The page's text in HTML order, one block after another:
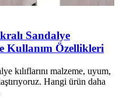
Sandalye
Kullanım Özellikleri
kılıflarını malzeme, uyum,
Hangi ürün daha